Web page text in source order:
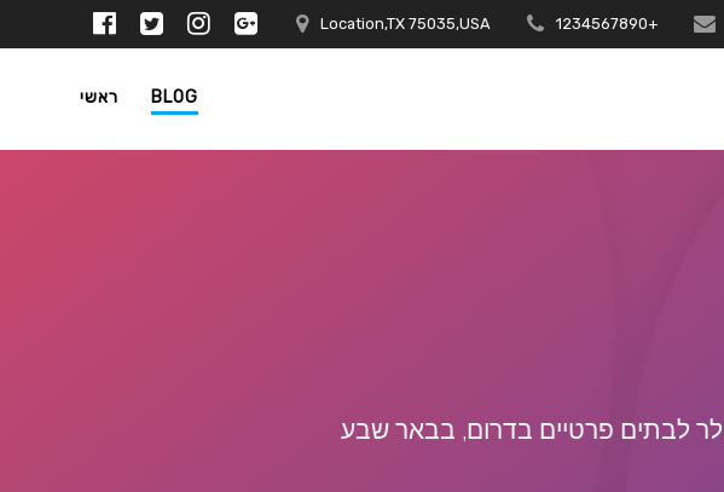
Location,TX 75035,USA +1234567890
BLOG ראשי
לבתים פרטיים בדרום, בבאר שבע